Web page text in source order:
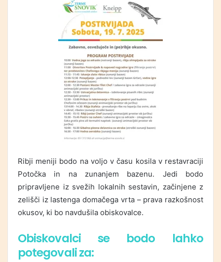
Ribji meniji bodo na voljo v času kosila v restavraciji
Potočka in na zunanjem bazenu. Jedi bodo
pripravljene iz svežih lokalnih sestavin, začinjene z
zelišči iz lastenga domačega vrta – prava razkošnost
okusov, ki bo navdušila obiskovalce.
Obiskovalci se bodo lahko
potegovali za: